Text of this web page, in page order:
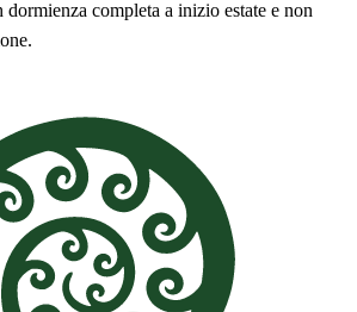
completa a inizio estate e non